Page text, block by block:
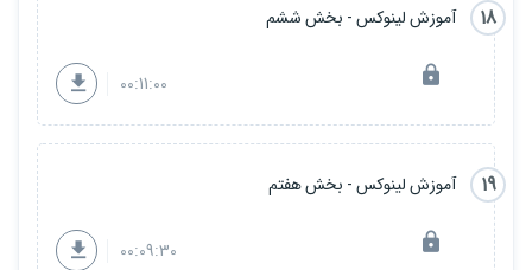
18 آموزش لینوکس - بخش ششم
00:11:00
19 آموزش لینوکس - بخش هفتم
00:09:30